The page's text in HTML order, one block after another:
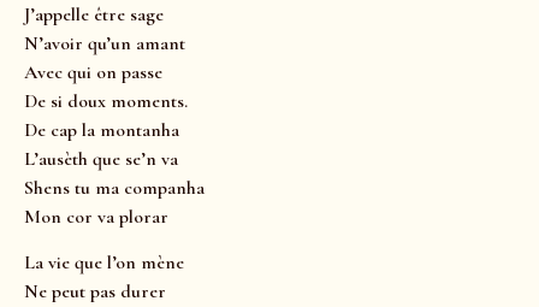
J’appelle être sage
N’avoir qu’un amant
Avec qui on passe
De si doux moments.
De cap la montanha
L’ausèth que se’n va
Shens tu ma companha
Mon cor va plorar
La vie que l’on mène
Ne peut pas durer